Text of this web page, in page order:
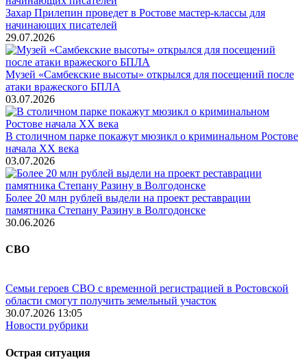
Захар Прилепин проведет в Ростове мастер-классы для
начинающих писателей
29.07.2026
Музей «Самбекские высоты» открылся для посещений после
атаки вражеского БПЛА
03.07.2026
В столичном парке покажут мюзикл о криминальном Ростове
начала ХХ века
03.07.2026
Более 20 млн рублей выдели на проект реставрации
памятника Степану Разину в Волгодонске
30.06.2026
СВО
Семьи героев СВО с временной регистрацией в Ростовской
области смогут получить земельный участок
30.07.2026 13:05
Новости рубрики
Острая ситуация